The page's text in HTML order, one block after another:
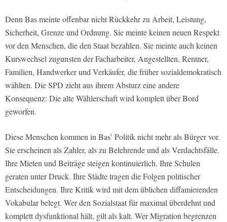
Denn Bas meinte offenbar nicht Rückkehr zu Arbeit, Leistung,
Sicherheit, Grenze und Ordnung. Sie meinte keinen neuen Respekt
vor den Menschen, die den Staat bezahlen. Sie meinte auch keinen
Kurswechsel zugunsten der Facharbeiter, Angestellten, Rentner,
Familien, Handwerker und Verkäufer, die früher sozialdemokratisch
wählten. Die SPD zieht aus ihrem Absturz eine andere
Konsequenz: Die alte Wählerschaft wird komplett über Bord
geworfen.
Diese Menschen kommen in Bas’ Politik nicht mehr als Bürger vor.
Sie erscheinen als Zahler, als zu Belehrende und als Verdachtsfälle.
Ihre Mieten und Beiträge steigen kontinuierlich. Ihre Schulen
geraten unter Druck. Ihre Städte tragen die Folgen politischer
Entscheidungen. Ihre Kritik wird mit dem üblichen diffamierenden
Vokabular belegt. Wer den Sozialstaat für maximal überdehnt und
komplett dysfunktional hält, gilt als kalt. Wer Migration begrenzen